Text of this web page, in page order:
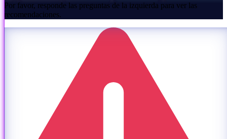
Por favor, responde las preguntas de la izquierda para ver las
recomendaciones.